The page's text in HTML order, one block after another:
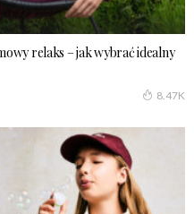
relaks – jak wybrać idealny
8.47K